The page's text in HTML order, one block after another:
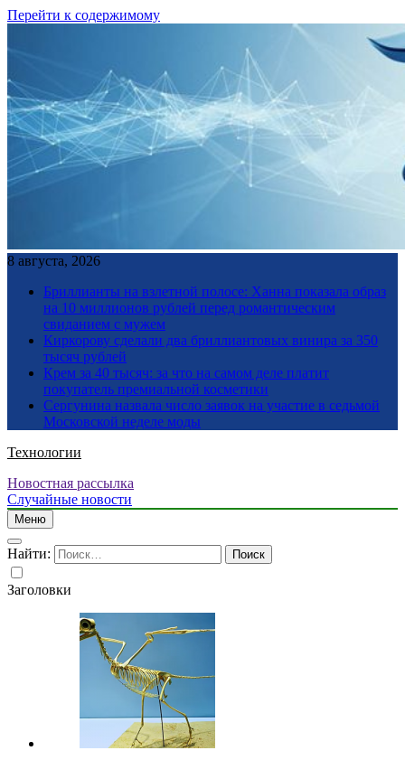
Перейти к содержимому
8 августа, 2026
Бриллианты на взлетной полосе: Ханна показала образ
на 10 миллионов рублей перед романтическим
свиданием с мужем
Киркорову сделали два бриллиантовых винира за 350
тысяч рублей
Крем за 40 тысяч: за что на самом деле платит
покупатель премиальной косметики
Сергунина назвала число заявок на участие в седьмой
Московской неделе моды
Технологии
Новостная рассылка
Случайные новости
Меню
Найти:
Заголовки